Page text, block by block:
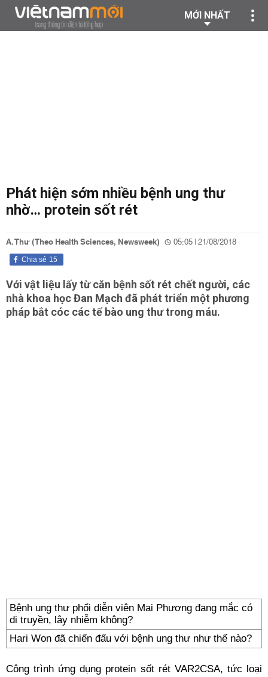
MỚI NHẤT
Phát hiện sớm nhiều bệnh ung thư
nhờ… protein sốt rét
A. Thư (Theo Health Sciences, Newsweek) 05:05 | 21/08/2018
15
Chia sẻ
Với vật liệu lấy từ căn bệnh sốt rét chết người, các
nhà khoa học Đan Mạch đã phát triển một phương
pháp bắt cóc các tế bào ung thư trong máu.
Bệnh ung thư phổi diễn viên Mai Phương đang mắc có
di truyền, lây nhiễm không?
Hari Won đã chiến đấu với bệnh ung thư như thế nào?
Công trình ứng dụng protein sốt rét VAR2CSA, tức loại